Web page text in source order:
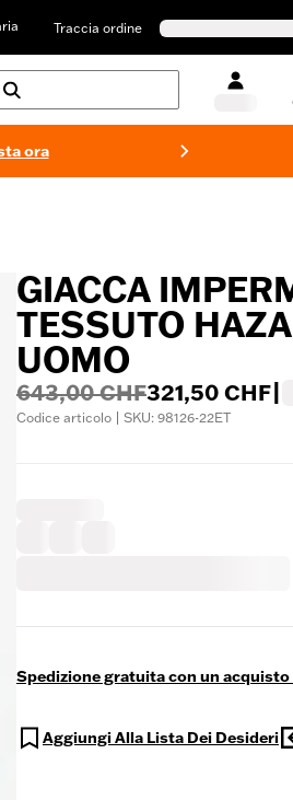
Traccia ordine
ora
GIACCA
TESSUTO
UOMO
643,00 CHF321,50 CHF
Codice articolo | SKU: 98126-22ET
Spedizione gratuita con un acquisto
Aggiungi Alla Lista Dei Desideri